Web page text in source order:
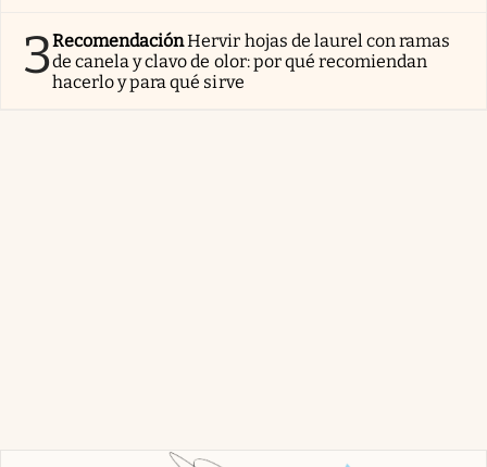
3RecomendaciónHervir hojas de laurel con ramas
de canela y clavo de olor: por qué recomiendan
hacerlo y para qué sirve